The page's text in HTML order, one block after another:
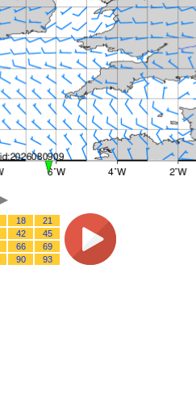
18
21
42
45
66
69
90 93